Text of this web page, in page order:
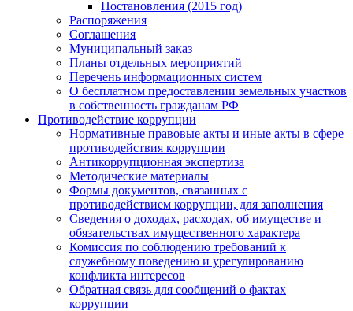
Постановления (2015 год)
Распоряжения
Соглашения
Муниципальный заказ
Планы отдельных мероприятий
Перечень информационных систем
О бесплатном предоставлении земельных участков
в собственность гражданам РФ
Противодействие коррупции
Нормативные правовые акты и иные акты в сфере
противодействия коррупции
Антикоррупционная экспертиза
Методические материалы
Формы документов, связанных с
противодействием коррупции, для заполнения
Сведения о доходах, расходах, об имуществе и
обязательствах имущественного характера
Комиссия по соблюдению требований к
служебному поведению и урегулированию
конфликта интересов
Обратная связь для сообщений о фактах
коррупции